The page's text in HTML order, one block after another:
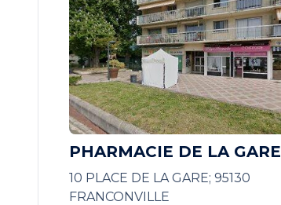
PHARMACIE DE LA GARE
10 PLACE DE LA GARE; 95130
FRANCONVILLE